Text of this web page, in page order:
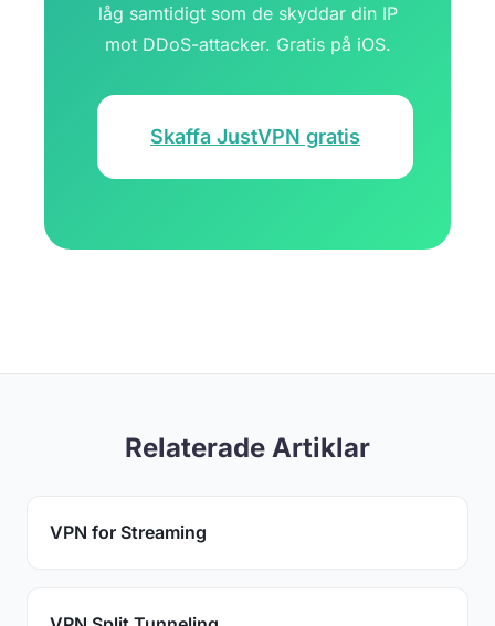
låg samtidigt som de skyddar din IP
mot DDoS-attacker. Gratis på iOS.
Skaffa JustVPN gratis
Relaterade Artiklar
VPN for Streaming